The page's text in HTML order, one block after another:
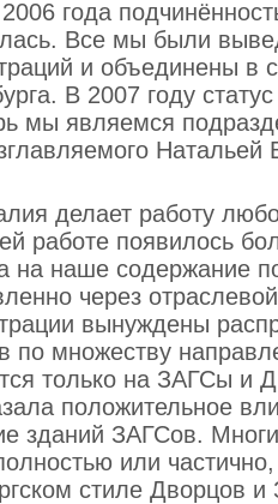
года
Все мы были
и объединены в
В 2007 году
мы являемся
Натальей
делает работу
работе появилось
на наше содержание
через
вынуждены
по множеству
только на ЗАГСы и
положительное
зданий ЗАГСов.
или
стиле Дворцов